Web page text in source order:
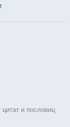
и пословиц